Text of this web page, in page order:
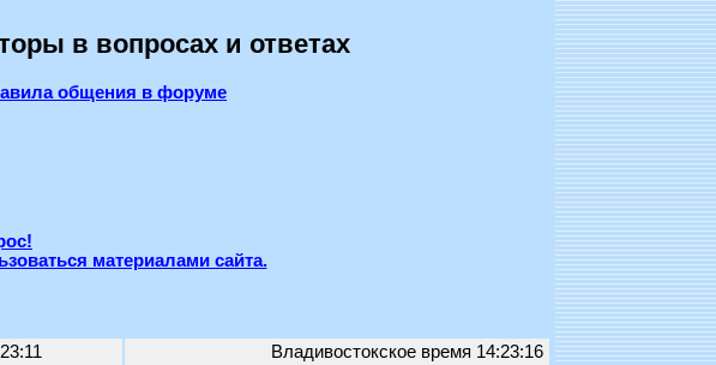
в вопросах и ответах
общения в форуме
материалами сайта.
Владивостокское время 14:23:16